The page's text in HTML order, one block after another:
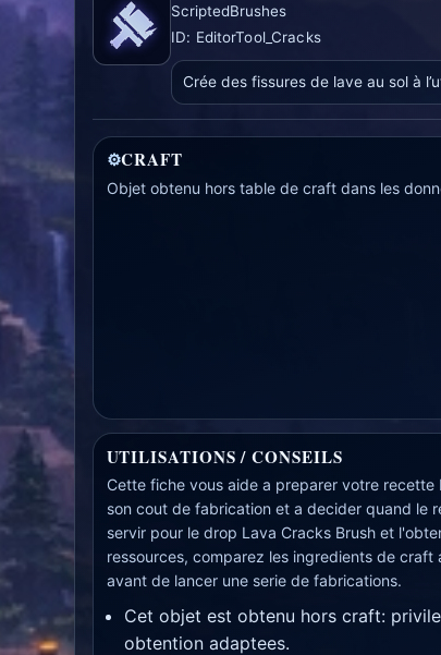
ScriptedBrushes
ID: EditorTool_Cracks
Crée des fissures de lave au sol à
⚙CRAFT
Objet obtenu hors table de craft dans les
UTILISATIONS / CONSEILS
Cette fiche vous aide a preparer votre recette
son cout de fabrication et a decider quand le
servir pour le drop Lava Cracks Brush et
ressources, comparez les ingredients de
avant de lancer une serie de fabrications.
Cet objet est obtenu hors craft:
obtention adaptees.